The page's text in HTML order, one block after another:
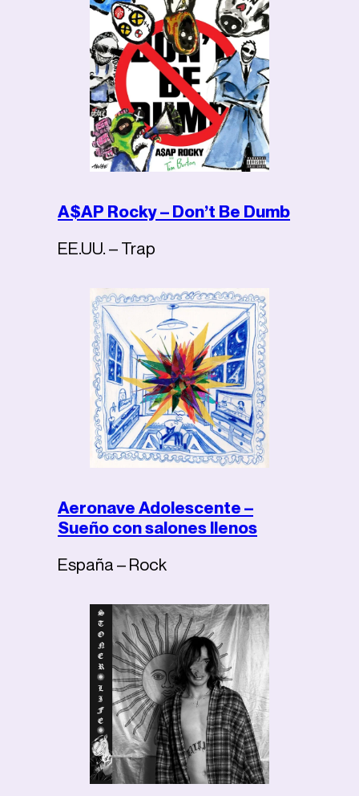
A$AP Rocky – Don’t Be Dumb
EE.UU. – Trap
Aeronave Adolescente –
Sueño con salones llenos
España – Rock